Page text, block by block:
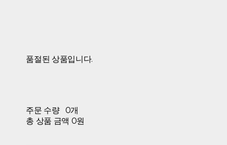
품절된 상품입니다.
주문 수량
0개
총 상품 금액 0원